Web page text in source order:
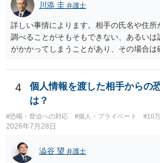
川添 圭 弁護士
詳しい事情によります。相手の氏名や住
調べることがそもそもできない、あるいは
がかかってしまうことがあり、その場合
4
個人情報を渡した相手からの
は？
#恐喝・脅迫への対応 #個人・プライベート #10
2026年7月28日
澁谷 望 弁護士